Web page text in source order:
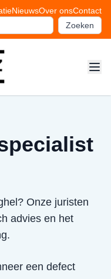
NieuwsOver onsContact
Zoeken
Onze juristen
advies en het
een defect